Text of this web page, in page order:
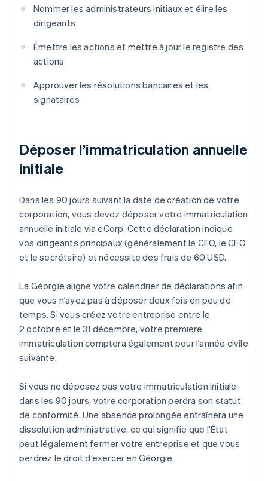
Nommer les administrateurs initiaux et élire les
dirigeants
Émettre les actions et mettre à jour le registre des
actions
Approuver les résolutions bancaires et les
signataires
Déposer l’immatriculation annuelle
initiale
Dans les 90 jours suivant la date de création de votre
corporation, vous devez déposer votre immatriculation
annuelle initiale via eCorp. Cette déclaration indique
vos dirigeants principaux (généralement le CEO, le CFO
et le secrétaire) et nécessite des frais de 60 USD.
La Géorgie aligne votre calendrier de déclarations afin
que vous n’ayez pas à déposer deux fois en peu de
temps. Si vous créez votre entreprise entre le
2 octobre et le 31 décembre, votre première
immatriculation comptera également pour l’année civile
suivante.
Si vous ne déposez pas votre immatriculation initiale
dans les 90 jours, votre corporation perdra son statut
de conformité. Une absence prolongée entraînera une
dissolution administrative, ce qui signifie que l’État
peut légalement fermer votre entreprise et que vous
perdrez le droit d’exercer en Géorgie.